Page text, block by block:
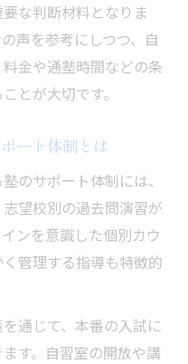
な判断材料となりま
声を参考にしつつ、自
金や通塾時間などの条
とが大切です。
ート体制とは
のサポート体制には、
望校別の過去問演習が
ンを意識した個別カウ
管理する指導も特徴的
通じて、本番の入試に
す。自習室の開放や講